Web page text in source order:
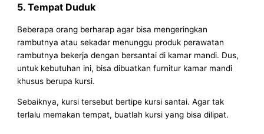
5. Tempat Duduk
Beberapa orang berharap agar bisa mengeringkan
rambutnya atau sekadar menunggu produk perawatan
rambutnya bekerja dengan bersantai di kamar mandi. Dus,
untuk kebutuhan ini, bisa dibuatkan furnitur kamar mandi
khusus berupa kursi.
Sebaiknya, kursi tersebut bertipe kursi santai. Agar tak
terlalu memakan tempat, buatlah kursi yang bisa dilipat.